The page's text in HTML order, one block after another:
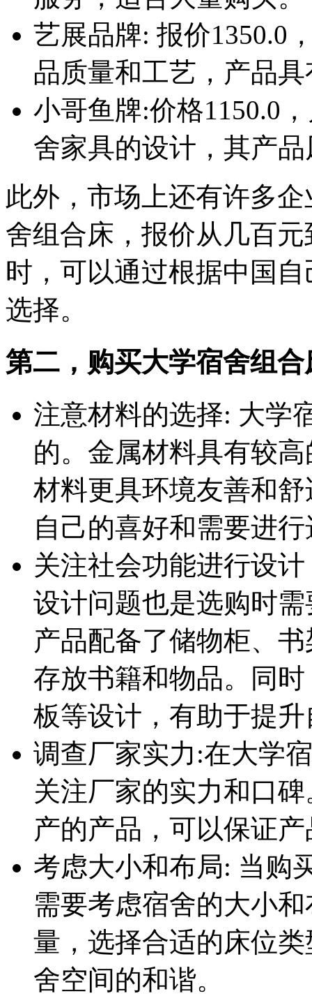
艺展品牌: 报价1350.0
品质量和工艺，产品
小哥鱼牌:价格1150.0
舍家具的设计，其产
此外，市场上还有许多
舍组合床，报价从几百
时，可以通过根据中国
选择。
第二，购买大学宿舍组
注意材料的选择: 大学
的。金属材料具有较
材料更具环境友善和
自己的喜好和需要进
关注社会功能进行设
设计问题也是选购时
产品配备了储物柜、
存放书籍和物品。同
板等设计，有助于提
调查厂家实力:在大学
关注厂家的实力和口
产的产品，可以保证
考虑大小和布局: 当购
需要考虑宿舍的大小
量，选择合适的床位
舍空间的和谐。